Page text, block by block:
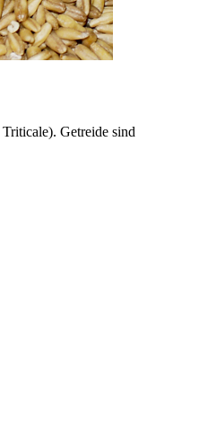
Getreide sind